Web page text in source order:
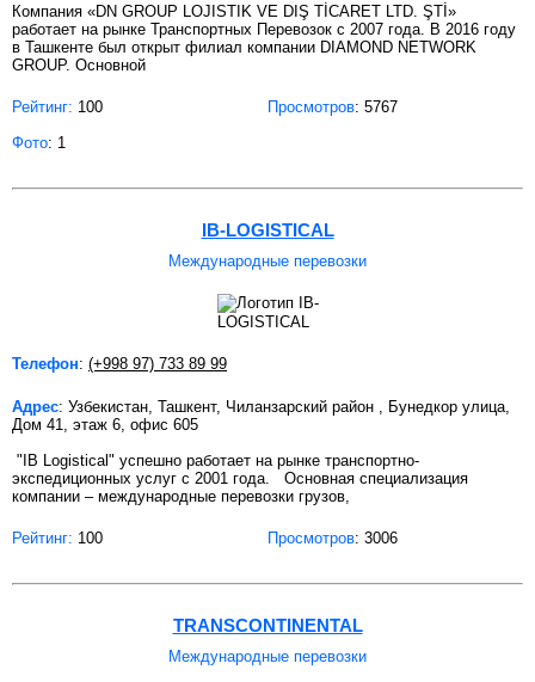
Компания «DN GROUP LOJISTIK VE DIŞ TİCARET LTD. ŞTİ»
работает на рынке Транспортных Перевозок с 2007 года. В 2016 году
в Ташкенте был открыт филиал компании DIAMOND NETWORK
GROUP. Основной
Рейтинг: 100 Просмотров: 5767
Фото: 1
IB-LOGISTICAL
Международные перевозки
Телефон: (+998 97) 733 89 99
Адрес: Узбекистан, Ташкент, Чиланзарский район , Бунедкор улица,
Дом 41, этаж 6, офис 605
"IB Logistical" успешно работает на рынке транспортно-
экспедиционных услуг c 2001 года. Основная специализация
компании – международные перевозки грузов,
Рейтинг: 100 Просмотров: 3006
TRANSCONTINENTAL
Международные перевозки